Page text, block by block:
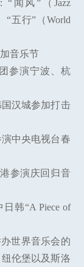
闻风”（Jazz
“五行”（World
音乐节
参演宁波、杭
汉城参加打击
中央电视台春
参演庆回归音
韩“A Piece of
世界音乐会的
伦堡以及斯洛